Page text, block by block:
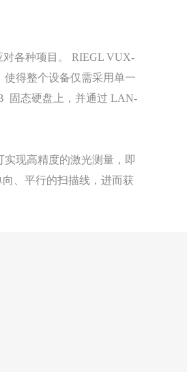
各种项目。 RIEGL VUX-
得整个设备仅需采用单一
固态硬盘上，并通过 LAN-
实现高精度的激光测量，即
、平行的扫描线，进而获